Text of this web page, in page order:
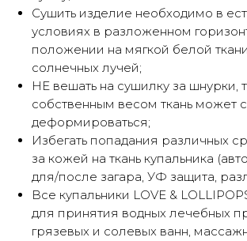
Сушить изделие необходимо в
условиях в разложенном
положении на мягкой белой
солнечных лучей;
НЕ вешать на сушилку за шнурки,
собственным весом ткань может
деформироваться;
Избегать попадания различных
за кожей на ткань купальника
для/после загара, УФ защита,
Все купальники LOVE &
для принятия водных лечебных
грязевых и солевых ванн,